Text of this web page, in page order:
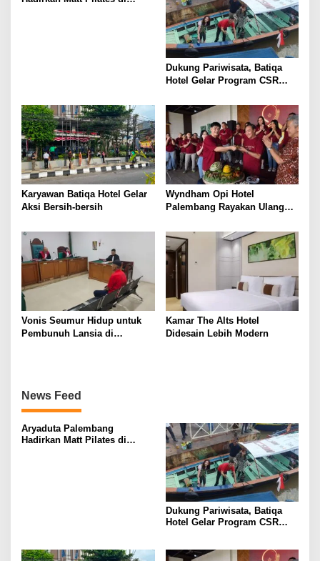
Dukung Pariwisata, Batiqa
Hotel Gelar Program CSR
Karyawan Batiqa Hotel Gelar
Aksi Bersih-bersih
Wyndham Opi Hotel
Palembang Rayakan Ulang
Kepedulian Sosial
Vonis Seumur Hidup untuk
Pembunuh Lansia di
Kamar The Alts Hotel
Didesain Lebih Modern
News Feed
Aryaduta Palembang
Hadirkan Matt Pilates di
Dukung Pariwisata, Batiqa
Hotel Gelar Program CSR